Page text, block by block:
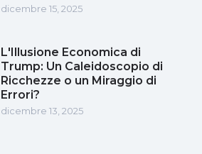
dicembre 15, 2025
L'Illusione Economica di
Trump: Un Caleidoscopio di
Ricchezze o un Miraggio di
Errori?
dicembre 13, 2025